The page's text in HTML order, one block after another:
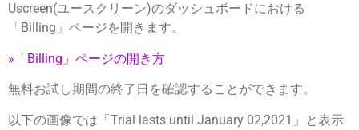
Uscreen(ユースクリーン)のダッシュボードにおける
「Billing」ページを開きます。
»「Billing」ページの開き方
無料お試し期間の終了日を確認することができます。
以下の画像では「Trial lasts until January 02,2021」と表示